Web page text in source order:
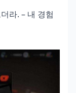
라. – 내 경험